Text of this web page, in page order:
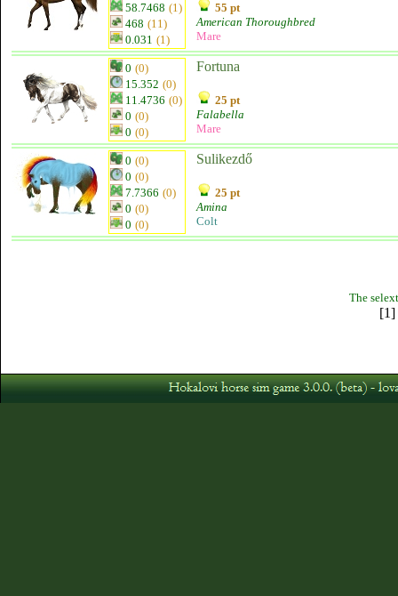
58.7468 (1)
468 (11)
0.031 (1)
55 pt
American Thoroughbred
Mare
0 (0)
15.352 (0)
11.4736 (0)
0 (0)
0 (0)
Fortuna
25 pt
Falabella
Mare
0 (0)
0 (0)
7.7366 (0)
0 (0)
0 (0)
Sulikezdő
25 pt
Amina
Colt
The
[1]